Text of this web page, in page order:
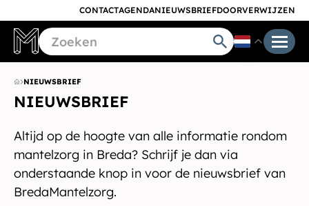
CONTACTAGENDANIEUWSBRIEFDOORVERWIJZEN
NIEUWSBRIEF
NIEUWSBRIEF
Altijd op de hoogte van alle informatie rondom
mantelzorg in Breda? Schrijf je dan via
onderstaande knop in voor de nieuwsbrief van
BredaMantelzorg.